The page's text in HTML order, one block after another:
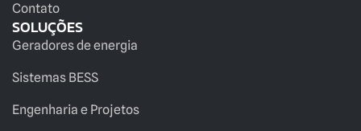
Contato
SOLUÇÕES
Geradores de energia
Sistemas BESS
Engenharia e Projetos